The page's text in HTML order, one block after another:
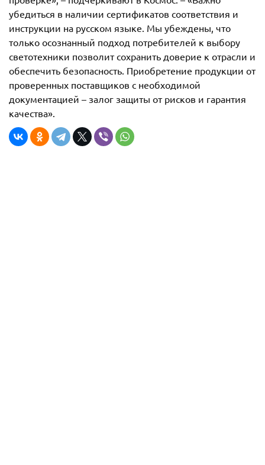
убедиться в наличии сертификатов соответствия и
инструкции на русском языке. Мы убеждены, что
только осознанный подход потребителей к выбору
светотехники позволит сохранить доверие к отрасли и
обеспечить безопасность. Приобретение продукции от
проверенных поставщиков с необходимой
документацией – залог защиты от рисков и гарантия
качества».